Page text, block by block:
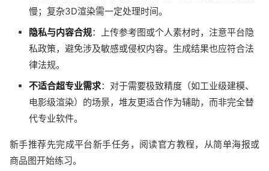
慢；复杂3D渲染需一定处理时间。
隐私与内容合规：上传参考图或个人素材时，注意平台隐
私政策，避免涉及敏感或侵权内容。生成结果也应符合法
律法规。
不适合超专业需求：对于需要极致精度（如工业级建模、
电影级渲染）的场景，堆友更适合作为辅助，而非完全替
代专业软件。
新手推荐先完成平台新手任务，阅读官方教程，从简单海报或
商品图开始练习。